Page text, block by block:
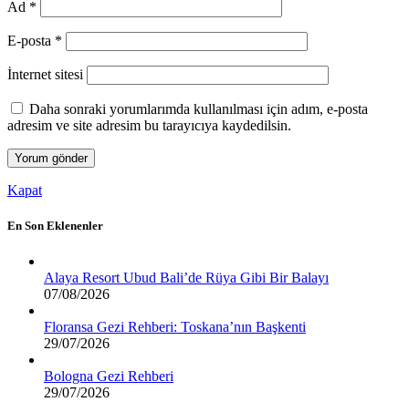
Ad *
E-posta *
İnternet sitesi
Daha sonraki yorumlarımda kullanılması için adım, e-posta
adresim ve site adresim bu tarayıcıya kaydedilsin.
Kapat
En Son Eklenenler
Alaya Resort Ubud Bali’de Rüya Gibi Bir Balayı
07/08/2026
Floransa Gezi Rehberi: Toskana’nın Başkenti
29/07/2026
Bologna Gezi Rehberi
29/07/2026